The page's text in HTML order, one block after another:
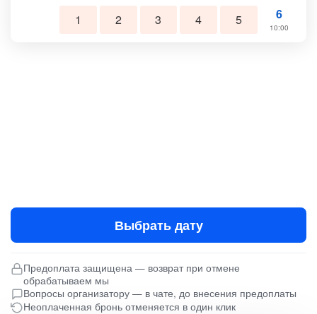
1 2 3 4 5 6
10:00
Выбрать дату
Предоплата защищена — возврат при отмене
обрабатываем мы
Вопросы организатору — в чате, до внесения предоплаты
Неоплаченная бронь отменяется в один клик